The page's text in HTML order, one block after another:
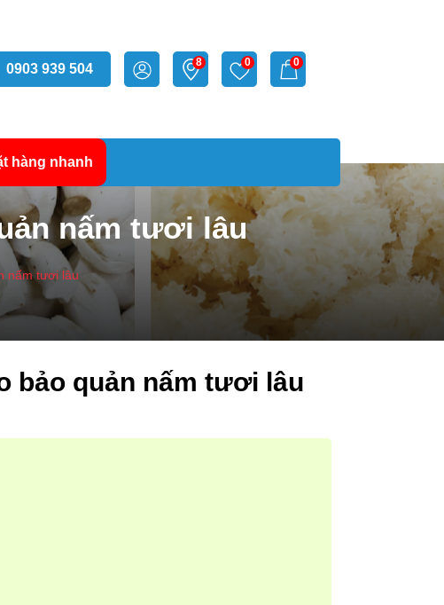
0903 939 504 8 0 0
hàng nhanh
nấm tươi lâu
nấm tươi lâu
bảo quản nấm tươi lâu